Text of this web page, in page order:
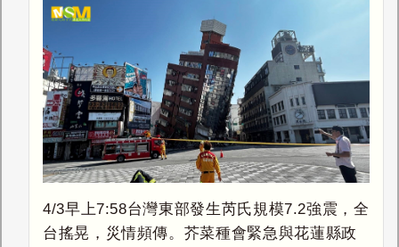
4/3早上7:58台灣東部發生芮氏規模7.2強震，全
台搖晃，災情頻傳。芥菜種會緊急與花蓮縣政